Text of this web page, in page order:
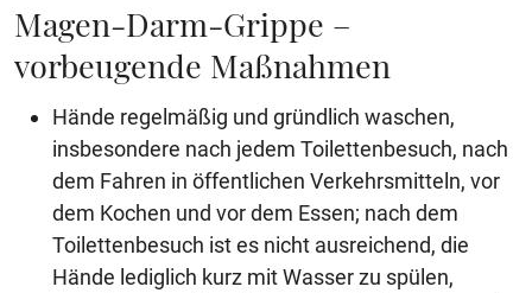
Magen-Darm-Grippe –
vorbeugende Maßnahmen
Hände regelmäßig und gründlich waschen,
insbesondere nach jedem Toilettenbesuch, nach
dem Fahren in öffentlichen Verkehrsmitteln, vor
dem Kochen und vor dem Essen; nach dem
Toilettenbesuch ist es nicht ausreichend, die
Hände lediglich kurz mit Wasser zu spülen,